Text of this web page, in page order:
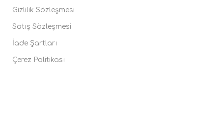
Gizlilik Sözleşmesi
Satış Sözleşmesi
İade Şartları
Çerez Politikası